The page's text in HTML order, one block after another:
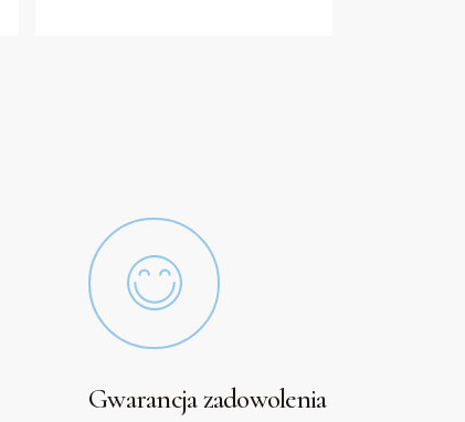
product
Gwarancja zadowolenia